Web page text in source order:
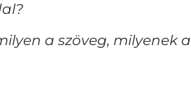
a szöveg, milyenek a